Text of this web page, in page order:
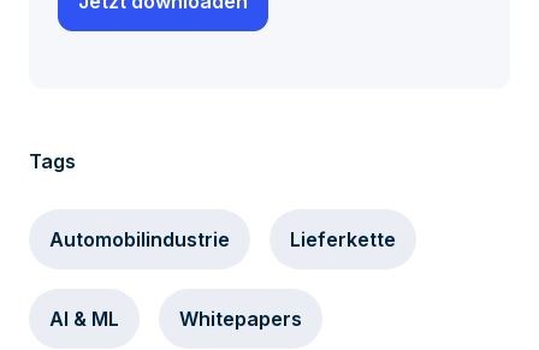
Tags
Automobilindustrie Lieferkette
AI & ML Whitepapers